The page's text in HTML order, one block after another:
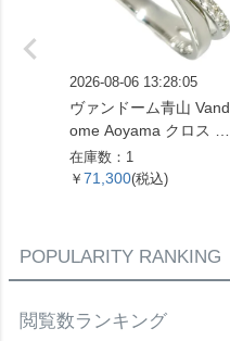
2026-08-06 13:28:05
ヴァンドーム青山 Vand
ome Aoyama クロス モ
チーフ リング 指輪 ダイ
ヤモンド 0.16ct 約13号
在庫数：1
￥ 71,300(税込)
POPULARITY RANKING
閲覧数ランキング